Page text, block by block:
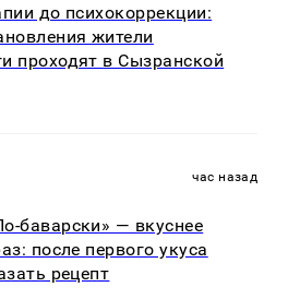
до психокоррекции:
жители
проходят в Сызранской
час назад
баварски» — вкуснее
после первого укуса
рецепт